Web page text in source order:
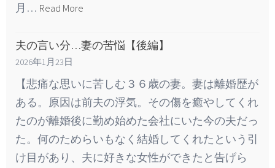
月… Read More
夫の言い分…妻の苦悩【後編】
2026年1月23日
【悲痛な思いに苦しむ３６歳の妻。妻は離婚歴が
ある。原因は前夫の浮気。その傷を癒やしてくれ
たのが離婚後に勤め始めた会社にいた今の夫だっ
た。何のためらいもなく結婚してくれたという引
け目があり、夫に好きな女性ができたと告げら